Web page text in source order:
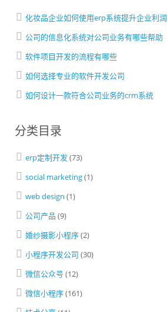
化妆品企业如何使用erp系统提升企业利润
公司的信息化系统对公司业务有哪些帮助
软件项目开发的流程有哪些
如何选择专业的软件开发公司
如何设计一款符合公司业务的crm系统
分类目录
erp定制开发 (73)
social marketing(1)
web design (1)
公司产品 (9)
婚纱摄影小程序(2)
小程序开发公司 (30)
微信公众号(12)
微信小程序(161)